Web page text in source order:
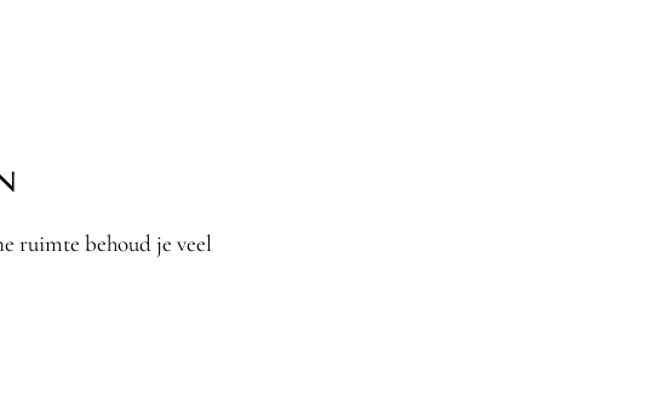
ruimte behoud je veel